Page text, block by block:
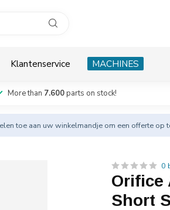
Klantenservice MACHINES
More than 7.600parts on stock!
toe aan uw winkelmandje om een offerte op
0
Orifice
Short